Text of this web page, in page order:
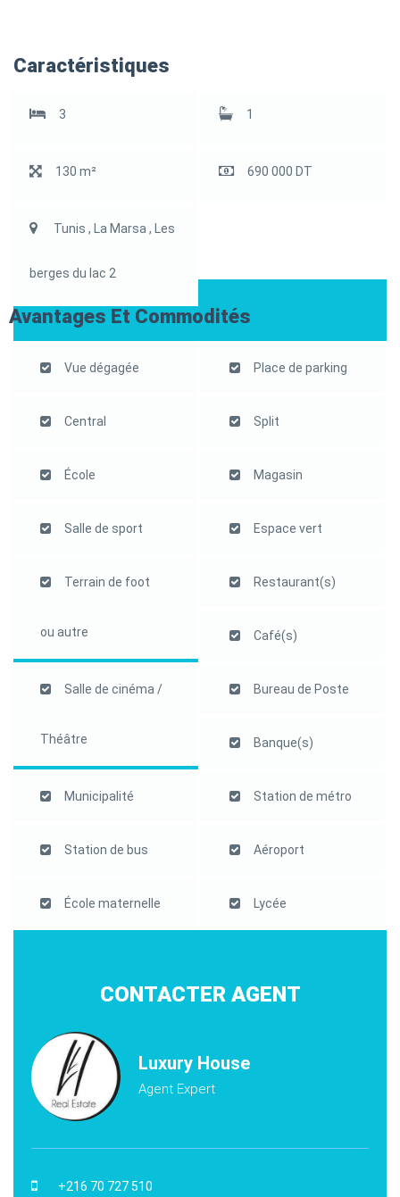
Caractéristiques
3 1
130 m² 690 000 DT
Tunis , La Marsa , Les
berges du lac 2
Avantages Et Commodités
Vue dégagée Place de parking
Central Split
École Magasin
Salle de sport Espace vert
Terrain de foot
ou autre
Restaurant(s)
Café(s)
Salle de cinéma /
Théâtre
Bureau de Poste
Banque(s)
Municipalité Station de métro
Station de bus Aéroport
École maternelle Lycée
CONTACTER AGENT
Luxury House
Agent Expert
+216 70 727 510